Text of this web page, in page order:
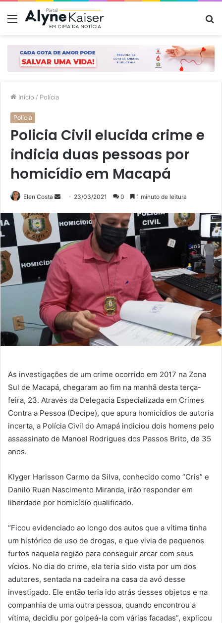
Menu
Início / Polícia
Polícia
Policia Civil elucida crime e
indicia duas pessoas por
homicídio em Macapá
Elen Costa
Mande
e-
23/03/2021 0 1 minuto de leitura
As investigações de um crime ocorrido em 2017 na Zona
Sul de Macapá, chegaram ao fim na manhã desta terça-
feira, 23. Através da Delegacia Especializada em Crimes
Contra a Pessoa (Decipe), que apura homicídios de autoria
incerta, a Polícia Civil do Amapá indiciou dois homens pelo
assassinato de Manoel Rodrigues dos Passos Brito, de 35
anos.
Klyger Harisson Carmo da Silva, conhecido como “Cris” e
Danilo Ruan Nascimento Miranda, irão responder em
liberdade por homicídio qualificado.
“Ficou evidenciado ao longo dos autos que a vítima tinha
um histórico de uso de drogas, e que vivia de pequenos
furtos naquela região para conseguir arcar com seus
vícios. No dia do crime, ela teria sido vista por um dos
adutores, sentada na cadeira na casa da avó desse
investigado. Ele então teria ido atrás desses objetos e na
companhia de uma outra pessoa, quando encontrou a
vítima, decidiu por golpeá-la com várias facadas”, explicou